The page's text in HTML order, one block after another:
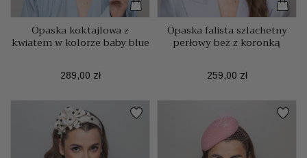
Opaska koktajlowa z
kwiatem w kolorze baby blue
Cena
289,00 zł
Opaska falista szlachetny
perłowy beż z koronką
Cena
259,00 zł